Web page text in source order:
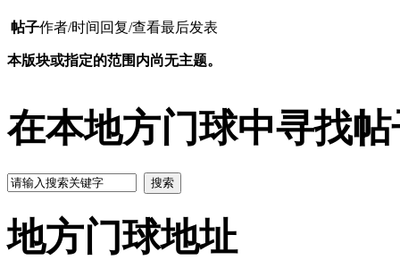
帖子作者/时间 回复/查看最后发表
本版块或指定的范围内尚无主题。
在本地方门球中寻找帖
搜索
地方门球地址